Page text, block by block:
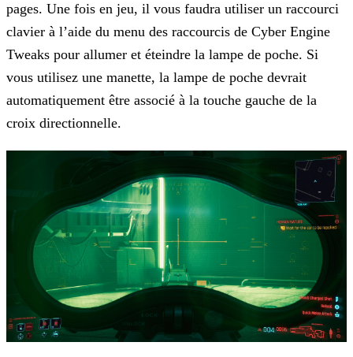
pages. Une fois en jeu, il vous faudra utiliser un raccourci
clavier à l’aide du menu des raccourcis de Cyber Engine
Tweaks pour allumer et éteindre la lampe de poche. Si
vous utilisez une manette, la lampe de poche devrait
automatiquement être associé à la touche gauche de la
croix directionnelle.